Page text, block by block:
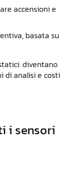
accensioni e
basata su
diventano
di analisi e costi
i sensori